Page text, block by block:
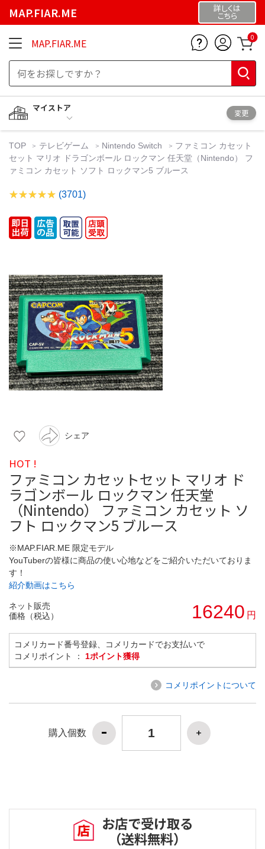
MAP.FIAR.ME 詳しくは
こちら
MAP.FIAR.ME 0
マイストア
変更
TOP テレビゲーム Nintendo Switch
ファミコン カセット
セット マリオ ドラゴンボール ロックマン 任天堂（Nintendo） フ
ァミコン カセット ソフト ロックマン5 ブルース
(3701)
シェア
HOT !
ファミコン カセットセット マリオ ド
ラゴンボール ロックマン 任天堂
（Nintendo） ファミコン カセット ソ
フト ロックマン5 ブルース
※MAP.FIAR.ME 限定モデル
YouTuberの皆様に商品の使い心地などをご紹介いただいておりま
す！
紹介動画はこちら
ネット販売
価格（税込）
16240 円
コメリカード番号登録、コメリカードでお支払いで
コメリポイント ： 1ポイント獲得
コメリポイントについて
購入個数
お店で受け取る
（送料無料）